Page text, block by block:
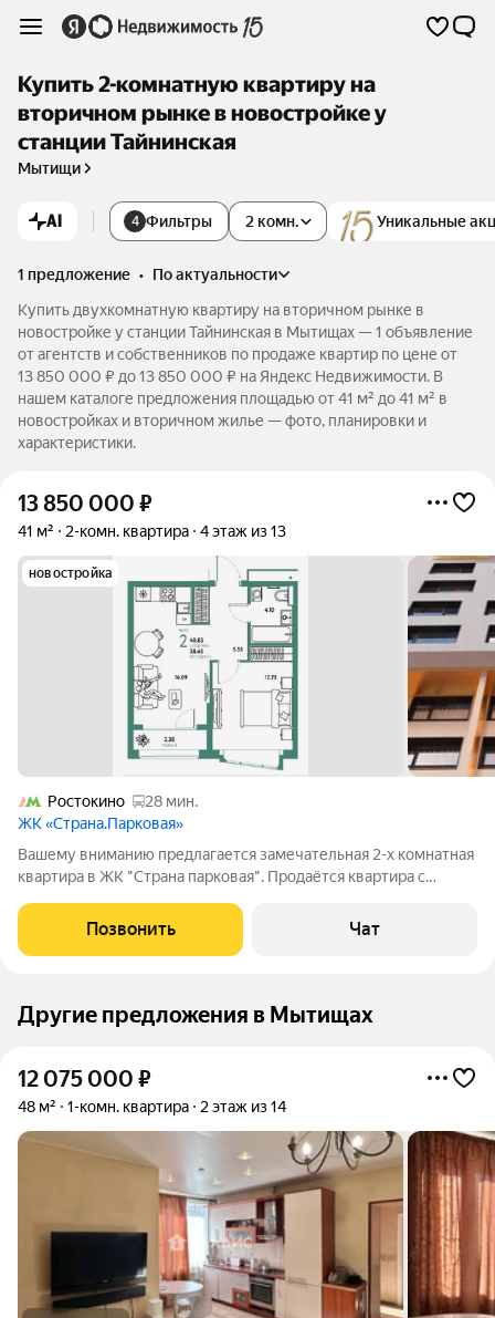
Купить 2-комнатную квартиру на
вторичном рынке в новостройке у
станции Тайнинская
Мытищи
AI 4 Фильтры Уникальные
2 комн.
1 предложение •
по актуальности
Купить двухкомнатную квартиру на вторичном рынке в
новостройке у станции Тайнинская в Мытищах — 1 объявление
от агентств и собственников по продаже квартир по цене от
13 850 000 ₽ до 13 850 000 ₽ на Яндекс Недвижимости. В
нашем каталоге предложения площадью от 41 м² до 41 м² в
новостройках и вторичном жилье — фото, планировки и
характеристики.
13 850 000 ₽
41 м² 2-комн. квартира 4 этаж из 13
новостройка
Ростокино
28 мин.
ЖК «Страна.Парковая»
Вашему вниманию предлагается замечательная 2-х комнатная
квартира в ЖК "Страна парковая". Продаётся квартира с
Шикарный вариант как для инвестиций, так и просто для
жизни. Вместе с покупкой квартиры вы
Позвонить Чат
Другие предложения в Мытищах
12 075 000 ₽
48 м² 1-комн. квартира 2 этаж из 14